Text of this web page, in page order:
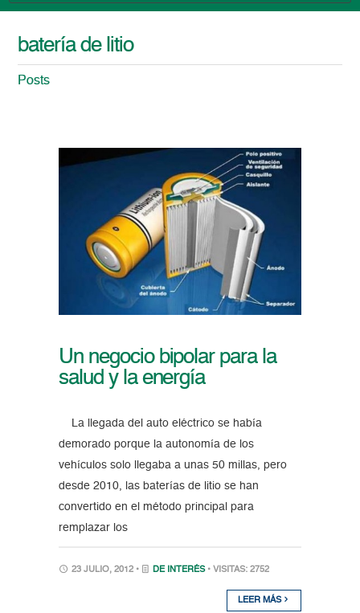
batería de litio
Posts
Un negocio bipolar para la
salud y la energía
La llegada del auto eléctrico se había
demorado porque la autonomía de los
vehículos solo llegaba a unas 50 millas, pero
desde 2010, las baterías de litio se han
convertido en el método principal para
remplazar los
23 JULIO, 2012 • DE INTERÉS • VISITAS: 2752
LEER MÁS